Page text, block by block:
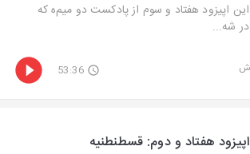
این اپیزود هفتاد و سوم از پادکست دو میم‌ه که
در شه...
53:36
اپیزود هفتاد و دوم: قسطنطنیه